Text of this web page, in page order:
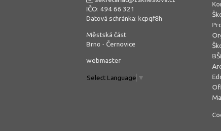
IČO: 494 66 321
Datová schránka: kcpqf8h
Městská část
Brno - Černovice
webmaster
Select Language ▼